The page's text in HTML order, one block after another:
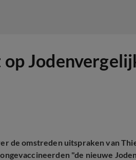
de omstreden uitspraken van
"de nieuwe